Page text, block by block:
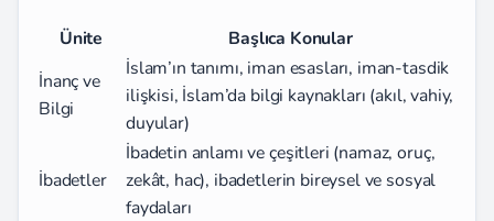
Ünite
Başlıca Konular
İnanç ve
Bilgi
İslam’ın tanımı, iman esasları, iman-tasdik
ilişkisi, İslam’da bilgi kaynakları (akıl, vahiy,
duyular)
İbadetler
İbadetin anlamı ve çeşitleri (namaz, oruç,
zekât, hac), ibadetlerin bireysel ve sosyal
faydaları